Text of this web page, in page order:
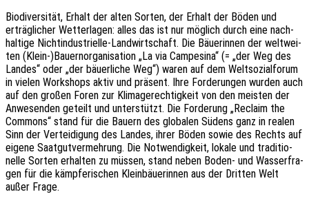
Biodi­ver­si­tät, Erhalt der alten Sorten, der Erhalt der Böden und
erträg­li­cher Wetter­la­gen: alles das ist nur möglich durch eine nach­
hal­ti­ge Nicht­in­dus­tri­el­le-Land­wirt­schaft. Die Bäue­rin­nen der welt­wei­
ten (Klein-)Bauernorganisation „La via Campe­si­na“ (= „der Weg des
Landes“ oder „der bäuer­li­che Weg“) waren auf dem Welt­so­zi­al­fo­rum
in vielen Work­shops aktiv und präsent. Ihre Forde­run­gen wurden auch
auf den großen Foren zur Klima­ge­rech­tig­keit von den meis­ten der
Anwe­sen­den geteilt und unter­stützt. Die Forde­rung „Recla­im the
Commons“ stand für die Bauern des globa­len Südens ganz in realen
Sinn der Vertei­di­gung des Landes, ihrer Böden sowie des Rechts auf
eigene Saat­gut­ver­meh­rung. Die Notwen­dig­keit, lokale und tradi­tio­
nel­le Sorten erhal­ten zu müssen, stand neben Boden- und Wasser­fra­
gen für die kämp­fe­ri­schen Klein­bäue­rin­nen aus der Drit­ten Welt
außer Frage.